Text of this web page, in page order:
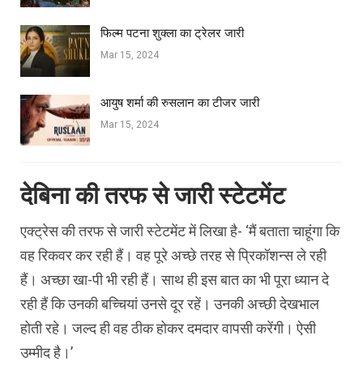
फिल्‍म पटना शुक्ला का ट्रेलर जारी
Mar 15, 2024
आयुष शर्मा की रुसलान का टीजर जारी
Mar 15, 2024
देबिना की तरफ से जारी स्टेटमेंट
एक्ट्रेस की तरफ से जारी स्टेटमेंट में लिखा है- ‘मैं बताता चाहूंगा कि
वह रिकवर कर रही हैं। वह पूरे अच्छे तरह से प्रिकॉशन्स ले रही
हैं। अच्छा खा-पी भी रही हैं। साथ ही इस बात का भी पूरा ध्यान दे
रही हैं कि उनकी बच्चियां उनसे दूर रहें। उनकी अच्छी देखभाल
होती रहे। जल्द ही वह ठीक होकर दमदार वापसी करेंगी। ऐसी
उम्मीद है।’